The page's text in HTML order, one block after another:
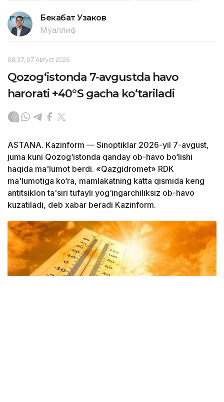
Бекабат Узаков
Муаллиф
08:37, 07 Август 2026
Qozog‘istonda 7-avgustda havo
harorati +40°S gacha ko‘tariladi
ASTANA. Kazinform — Sinoptiklar 2026-yil 7-avgust,
juma kuni Qozog‘istonda qanday ob-havo bo‘lishi
haqida ma'lumot berdi. «Qazgidromet» RDK
ma'lumotiga ko‘ra, mamlakatning katta qismida keng
antitsiklon ta'siri tufayli yog‘ingarchiliksiz ob-havo
kuzatiladi, deb xabar beradi Kazinform.